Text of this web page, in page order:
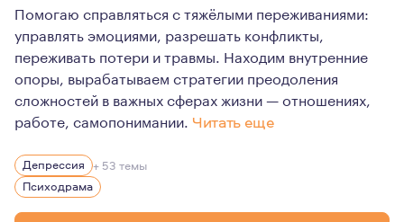
Помогаю справляться с тяжёлыми переживаниями:
управлять эмоциями, разрешать конфликты,
переживать потери и травмы. Находим внутренние
опоры, вырабатываем стратегии преодоления
сложностей в важных сферах жизни — отношениях,
работе, самопонимании. Читать еще
Меня всегда завораживал внутренний мир людей —
Мои самый большой интерес в жизни психотерапия и
Детская монодрама - через символическую игру
Депрессия + 53 темы
Психодрама